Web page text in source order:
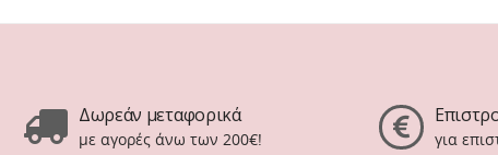
Δωρεάν μεταφορικά
με αγορές άνω των 200€! για